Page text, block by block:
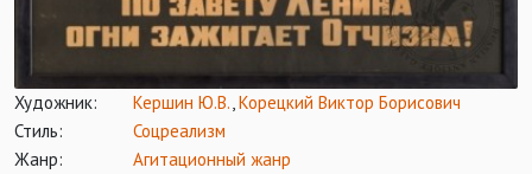
Художник: Кершин Ю.В.,Корецкий Виктор Борисович
Стиль:
Соцреализм
Жанр:
Агитационный жанр